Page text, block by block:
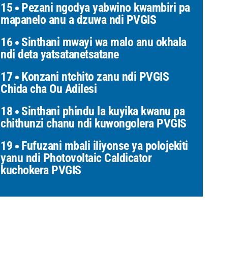
15 Pezani ngodya yabwino kwambiri pa
mapanelo anu a dzuwa ndi PVGIS
16 Sinthani mwayi wa malo anu okhala
ndi deta yatsatanetsatane
17 Konzani ntchito zanu ndi PVGIS
Chida cha Ou Adilesi
18 Sinthani phindu la kuyika kwanu pa
chithunzi chanu ndi kuwongolera PVGIS
19 Fufuzani mbali iliyonse ya polojekiti
yanu ndi Photovoltaic Caldicator
kuchokera PVGIS